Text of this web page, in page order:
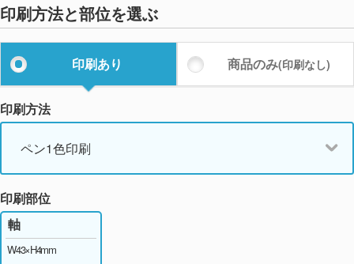
印刷方法と部位を選ぶ
印刷あり 商品のみ(印刷なし)
印刷方法
ペン1色印刷
印刷部位
軸
W43×H4mm